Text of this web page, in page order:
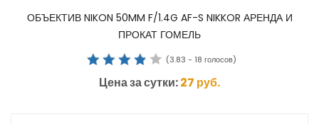
ОБЪЕКТИВ NIKON 50MM F/1.4G AF-S NIKKOR АРЕНДА И
ПРОКАТ ГОМЕЛЬ
(3.83 - 18 голосов)
Цена за сутки:27 руб.